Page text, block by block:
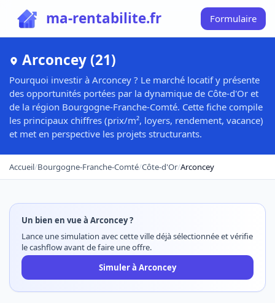
ma-rentabilite.fr Formulaire
Arconcey (21)
Pourquoi investir à Arconcey ? Le marché locatif y présente
des opportunités portées par la dynamique de Côte-d'Or et
de la région Bourgogne-Franche-Comté. Cette fiche compile
les principaux chiffres (prix/m², loyers, rendement, vacance)
et met en perspective les projets structurants.
Accueil/Bourgogne-Franche-Comté/Côte-d'Or/Arconcey
Un bien en vue à Arconcey ?
Lance une simulation avec cette ville déjà sélectionnée et vérifie
le cashflow avant de faire une offre.
Simuler à Arconcey